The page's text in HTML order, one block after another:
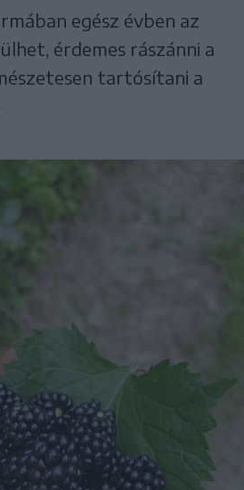
egész évben az
érdemes rászánni a
tartósítani a